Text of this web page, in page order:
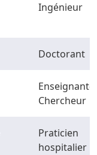
Ingénieur
Doctorant
Enseignant-
Chercheur
Praticien
hospitalier